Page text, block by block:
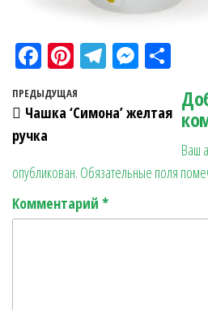
Fa
ce
bo
ok
Pi
nt
er
t
Te
gr
M
se
r
ра
в
ит
ь
Навигация по
Предыдущая запись
ПРЕДЫДУЩАЯ
Чашка ‘Симона’ желтая
ручка
Ваш
опубликован. Обязательные поля
Комментарий *